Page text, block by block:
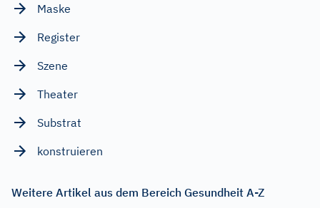
Maske
Register
Szene
Theater
Substrat
konstruieren
Weitere Artikel aus dem Bereich Gesundheit A-Z